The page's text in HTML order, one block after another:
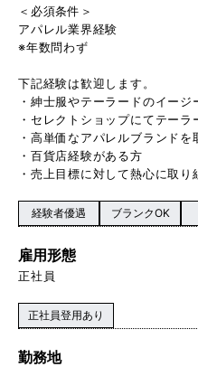
＜必須条件＞
アパレル業界経験
※年数問わず
下記経験は歓迎します。
・紳士服やテーラードのイー
・セレクトショップにてテー
・高単価なアパレルブランドを
・百貨店経験がある方
・売上目標に対して熱心に取り
経験者優遇 ブランクOK
雇用形態
正社員
正社員登用あり
勤務地